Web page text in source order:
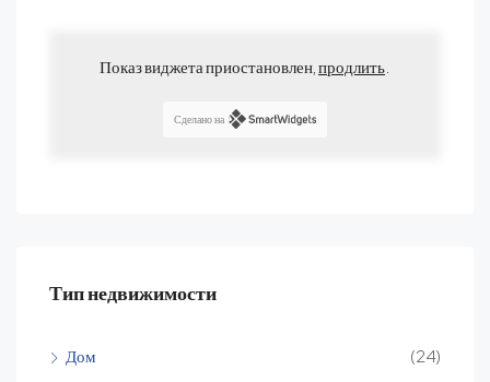
Показ виджета приостановлен, продлить
Сделано на
Тип недвижимости
Дом
(24)